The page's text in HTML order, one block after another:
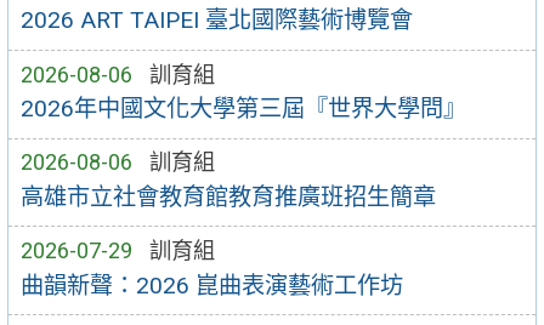
2026 ART TAIPEI 臺北國際藝術博覽會
2026-08-06 訓育組
2026年中國文化大學第三屆『世界大學問』
2026-08-06 訓育組
高雄市立社會教育館教育推廣班招生簡章
2026-07-29 訓育組
曲韻新聲：2026 崑曲表演藝術工作坊